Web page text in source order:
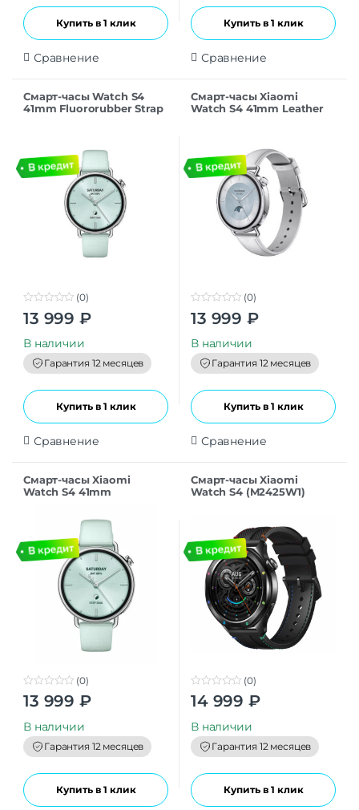
Купить в 1 клик
Сравнение
Купить в 1 клик
Сравнение
Смарт-часы Watch S4
41mm Fluororubber Strap
0
t
o
f
5
(0)
13 999 ₽
В наличии
Гарантия 12 месяцев
Купить в 1 клик
Сравнение
Смарт-часы Xiaomi
Watch S4 41mm Leather
0
t
o
f
5
(0)
13 999 ₽
В наличии
Гарантия 12 месяцев
Купить в 1 клик
Сравнение
Смарт-часы Xiaomi
Watch S4 41mm
0
t
o
f
5
(0)
13 999 ₽
В наличии
Гарантия 12 месяцев
Купить в 1 клик
Смарт-часы Xiaomi
Watch S4 (M2425W1)
0
t
o
f
5
(0)
14 999 ₽
В наличии
Гарантия 12 месяцев
Купить в 1 клик